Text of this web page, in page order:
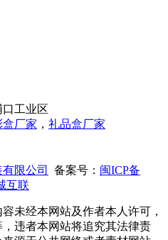
工业区
盒厂家 ， 礼品盒厂家
限公司 备案号： 闽ICP备
互联
经本网站及作者本人许可，
违者本网站将追究其法律责